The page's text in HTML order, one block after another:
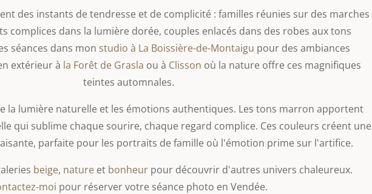
des instants de tendresse et de complicité : familles réunies sur des marches
complices dans la lumière dorée, couples enlacés dans des robes aux tons
séances dans mon studio à La Boissière-de-Montaigu pour des ambiances
extérieur à la Forêt de Grasla ou à Clisson où la nature offre ces magnifiques
teintes automnales.
la lumière naturelle et les émotions authentiques. Les tons marron apportent
qui sublime chaque sourire, chaque regard complice. Ces couleurs créent une
parfaite pour les portraits de famille où l'émotion prime sur l'artifice.
beige, natureet bonheurpour découvrir d'autres univers chaleureux.
moi pour réserver votre séance photo en Vendée.